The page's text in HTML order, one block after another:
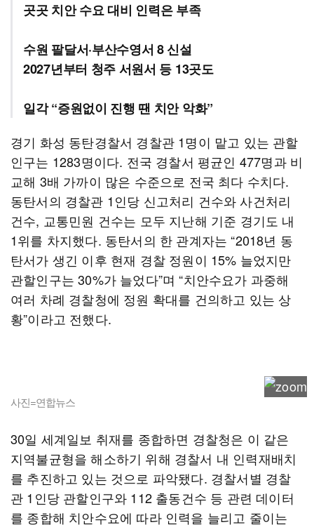
곳곳 치안 수요 대비 인력은 부족
수원 팔달서·부산수영서 8 신설
2027년부터 청주 서원서 등 13곳도
일각 “증원없이 진행 땐 치안 악화”
경기 화성 동탄경찰서 경찰관 1명이 맡고 있는 관할
인구는 1283명이다. 전국 경찰서 평균인 477명과 비
교해 3배 가까이 많은 수준으로 전국 최다 수치다.
동탄서의 경찰관 1인당 신고처리 건수와 사건처리
건수, 교통민원 건수는 모두 지난해 기준 경기도 내
1위를 차지했다. 동탄서의 한 관계자는 “2018년 동
탄서가 생긴 이후 현재 경찰 정원이 15% 늘었지만
관할인구는 30%가 늘었다”며 “치안수요가 과중해
여러 차례 경찰청에 정원 확대를 건의하고 있는 상
황”이라고 전했다.
사진=연합뉴스
30일 세계일보 취재를 종합하면 경찰청은 이 같은
지역불균형을 해소하기 위해 경찰서 내 인력재배치
를 추진하고 있는 것으로 파악됐다. 경찰서별 경찰
관 1인당 관할인구와 112 출동건수 등 관련 데이터
를 종합해 치안수요에 따라 인력을 늘리고 줄이는